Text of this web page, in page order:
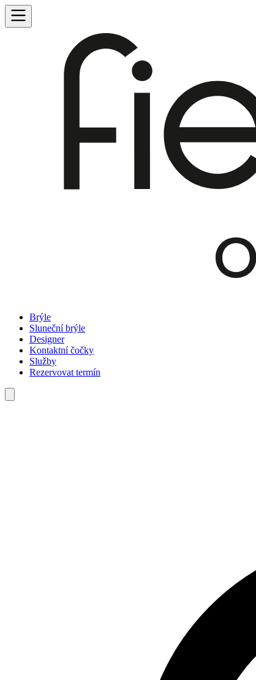
Brýle
Sluneční brýle
Designer
Kontaktní čočky
Služby
Rezervovat termín